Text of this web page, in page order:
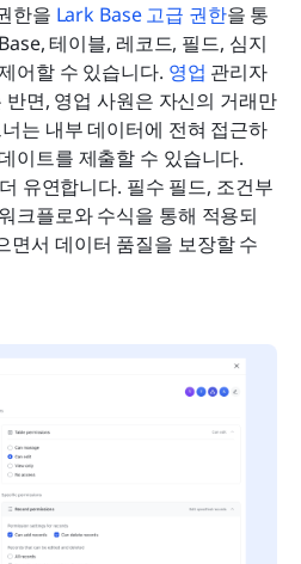
한을 Lark Base 고급 권한을 통
테이블, 레코드, 필드, 심지
어할 수 있습니다. 영업 관리자
면, 영업 사원은 자신의 거래만
는 내부 데이터에 전혀 접근하
이트를 제출할 수 있습니다.
유연합니다. 필수 필드, 조건부
크플로와 수식을 통해 적용되
면서 데이터 품질을 보장할 수